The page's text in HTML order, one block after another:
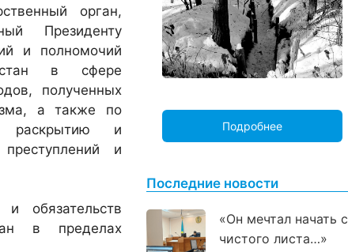
орган,
Президенту
и полномочий
в сфере
полученных
а также по
раскрытию и
и
обязательств
в пределах
Подробнее
Последние новости
«Он мечтал начать с
чистого листа…»